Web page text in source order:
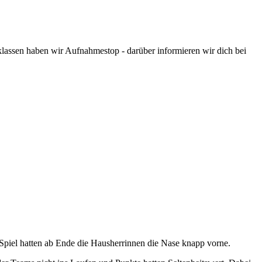
haben wir Aufnahmestop - darüber informieren wir dich bei
hatten ab Ende die Hausherrinnen die Nase knapp vorne.